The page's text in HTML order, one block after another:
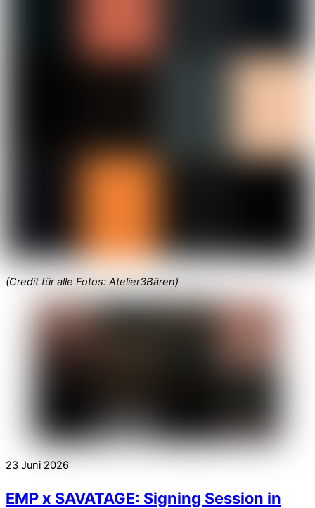
(Credit für alle Fotos: Atelier3Bären)
23 Juni 2026
EMP x SAVATAGE: Signing Session in